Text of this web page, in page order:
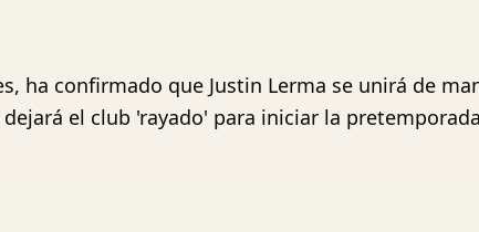
ha confirmado que Justin Lerma se unirá de
el club 'rayado' para iniciar la